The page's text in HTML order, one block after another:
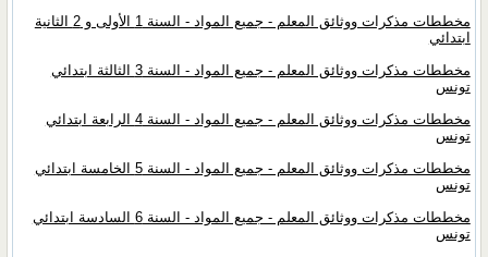
مخططات مذكرات ووثائق المعلم - جميع المواد - السنة 1 الأولى و 2 الثانية
ابتدائي
مخططات مذكرات ووثائق المعلم - جميع المواد - السنة 3 الثالثة ابتدائي
تونس
مخططات مذكرات ووثائق المعلم - جميع المواد - السنة 4 الرابعة ابتدائي
تونس
مخططات مذكرات ووثائق المعلم - جميع المواد - السنة 5 الخامسة ابتدائي
تونس
مخططات مذكرات ووثائق المعلم - جميع المواد - السنة 6 السادسة ابتدائي
تونس